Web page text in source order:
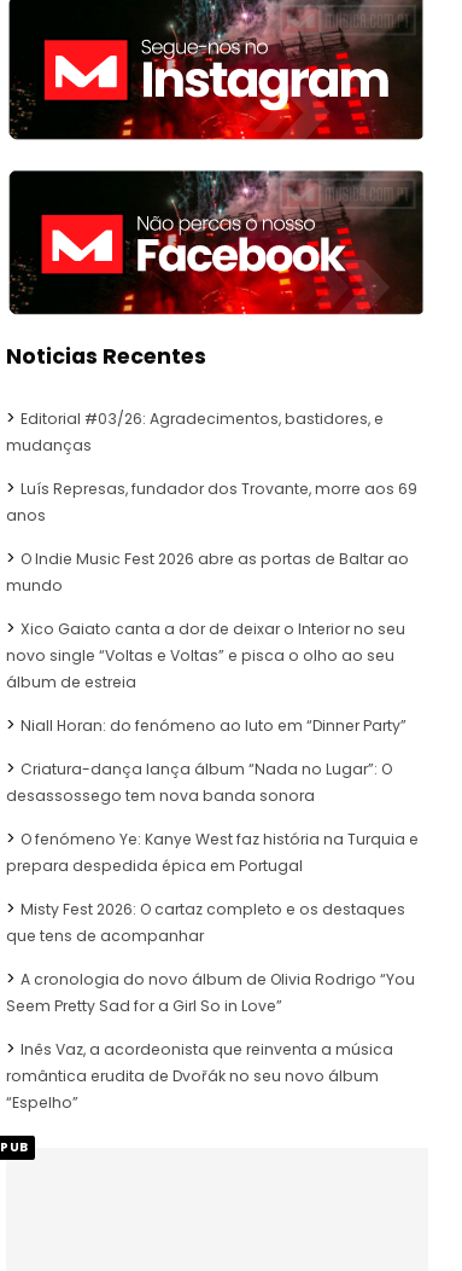
Noticias Recentes
Editorial #03/26: Agradecimentos, bastidores, e
mudanças
Luís Represas, fundador dos Trovante, morre aos 69
anos
O Indie Music Fest 2026 abre as portas de Baltar ao
mundo
Xico Gaiato canta a dor de deixar o Interior no seu
novo single “Voltas e Voltas” e pisca o olho ao seu
álbum de estreia
Niall Horan: do fenómeno ao luto em “Dinner Party”
Criatura-dança lança álbum “Nada no Lugar”: O
desassossego tem nova banda sonora
O fenómeno Ye: Kanye West faz história na Turquia e
prepara despedida épica em Portugal
Misty Fest 2026: O cartaz completo e os destaques
que tens de acompanhar
A cronologia do novo álbum de Olivia Rodrigo “You
Seem Pretty Sad for a Girl So in Love”
Inês Vaz, a acordeonista que reinventa a música
romântica erudita de Dvořák no seu novo álbum
“Espelho”
PUB